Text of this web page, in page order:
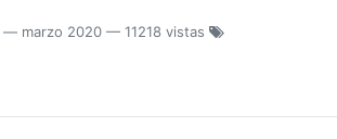
— marzo 2020 — 11218 vistas